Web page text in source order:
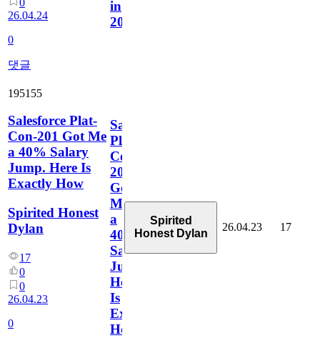
26.04.24
0
댓글
in
2026?
195155
Salesforce Plat-
Con-201 Got Me
a 40% Salary
Jump. Here Is
Exactly How
Spirited Honest
Dylan
17
0
0
26.04.23
0
Salesforce
Plat-
Con-
201
Got
Me
a
40%
Salary
Jump.
Here
Is
Exactly
How
Spirited
Honest Dylan
26.04.23 17